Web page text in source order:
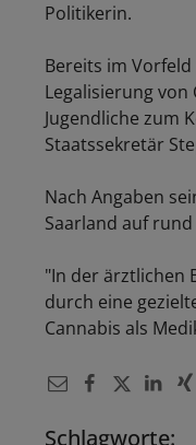
Politikerin.
Bereits im
Legalisierung
Jugendliche zum
Staatssekretär
Nach Angaben
Saarland auf
"In der ärztlichen
durch eine
Cannabis als
Schlagworte: